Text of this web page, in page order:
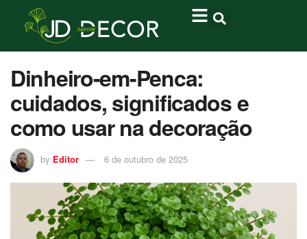
Dinheiro-em-Penca:
cuidados, significados e
como usar na decoração
by Editor 6 de outubro de 2025